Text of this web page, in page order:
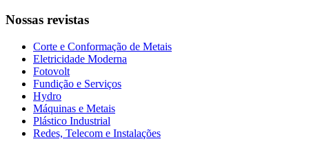
Nossas revistas
Corte e Conformação de Metais
Eletricidade Moderna
Fotovolt
Fundição e Serviços
Hydro
Máquinas e Metais
Plástico Industrial
Redes, Telecom e Instalações